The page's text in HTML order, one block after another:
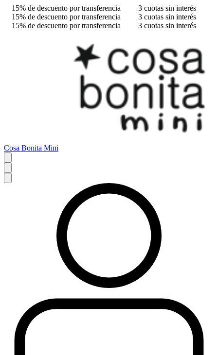
15% de descuento por transferencia
3 cuotas sin interés
15% de descuento por transferencia
3 cuotas sin interés
15% de descuento por transferencia
3 cuotas sin interés
Cosa Bonita Mini